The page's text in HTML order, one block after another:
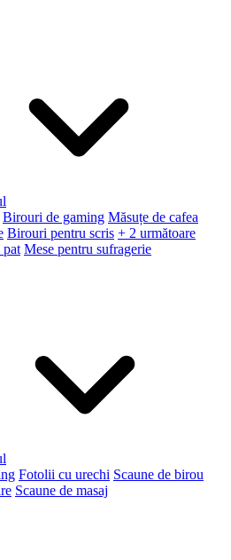
Birouri de gaming Măsuțe de cafea
Birouri pentru scris + 2 următoare
pat Mese pentru sufragerie
Fotolii cu urechi Scaune de birou
Scaune de masaj